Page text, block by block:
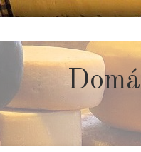
to
content